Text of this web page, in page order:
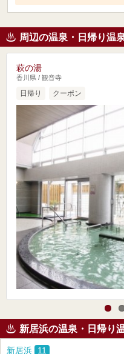
周辺の温泉・日帰り温
萩の湯
香川県 / 観音寺
日帰り クーポン
新居浜の温泉・日帰り
新居浜 11